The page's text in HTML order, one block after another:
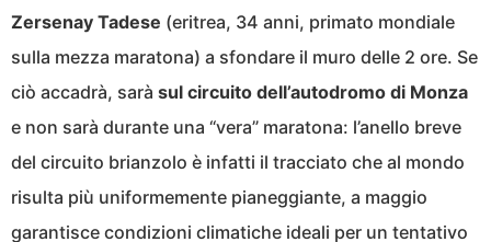
Zersenay Tadese (eritrea, 34 anni, primato mondiale
sulla mezza maratona) a sfondare il muro delle 2 ore. Se
ciò accadrà, sarà sul circuito dell’autodromo di Monza
e non sarà durante una “vera” maratona: l’anello breve
del circuito brianzolo è infatti il tracciato che al mondo
risulta più uniformemente pianeggiante, a maggio
garantisce condizioni climatiche ideali per un tentativo